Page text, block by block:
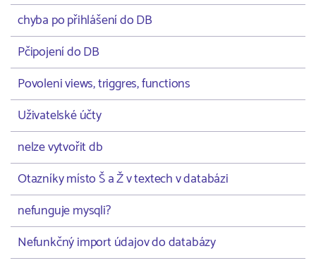
chyba po přihlášení do DB
Pčipojení do DB
Povoleni views, triggres, functions
Uživatelské účty
nelze vytvořit db
Otazníky místo Š a Ž v textech v databázi
nefunguje mysqli?
Nefunkčný import údajov do databázy